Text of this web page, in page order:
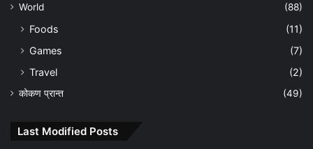
World
(88)
Foods
(11)
Games
(7)
Travel
(2)
कोकण प्रान्त (49)
Last Modified Posts